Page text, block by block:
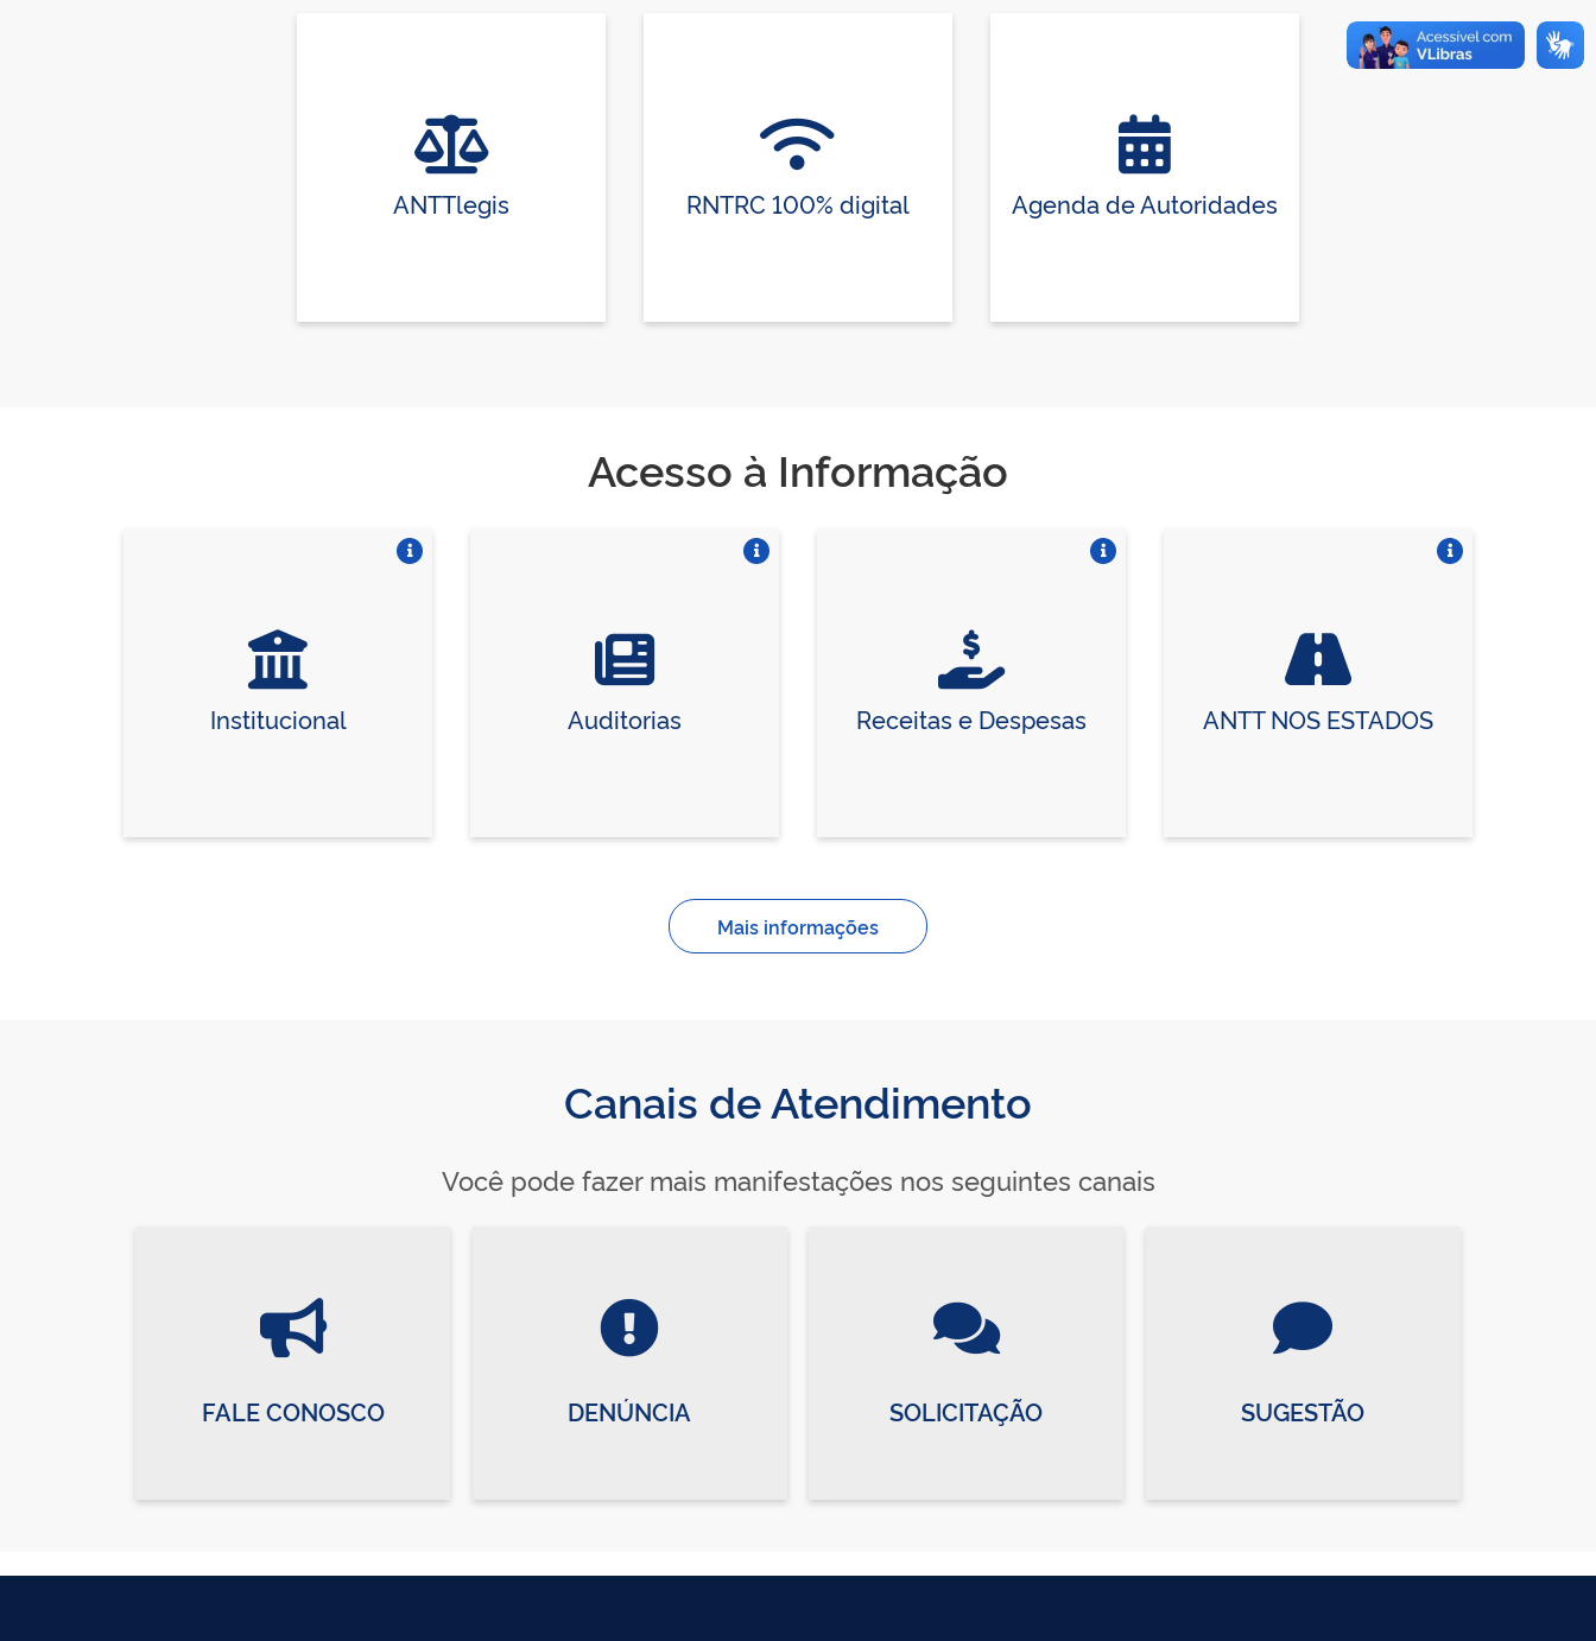
ANTTlegis RNTRC 100% digital Agenda de Autoridades
Acesso à Informação
Institucional Auditorias Receitas e Despesas ANTT NOS ESTADOS
Mais informações
Canais de Atendimento
Você pode fazer mais manifestações nos seguintes canais
FALE CONOSCO DENÚNCIA SOLICITAÇÃO SUGESTÃO